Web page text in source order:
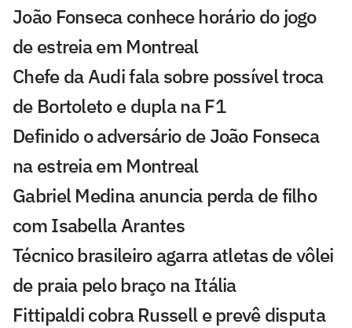
João Fonseca conhece horário do jogo
de estreia em Montreal
Chefe da Audi fala sobre possível troca
de Bortoleto e dupla na F1
Definido o adversário de João Fonseca
na estreia em Montreal
Gabriel Medina anuncia perda de filho
com Isabella Arantes
Técnico brasileiro agarra atletas de vôlei
de praia pelo braço na Itália
Fittipaldi cobra Russell e prevê disputa